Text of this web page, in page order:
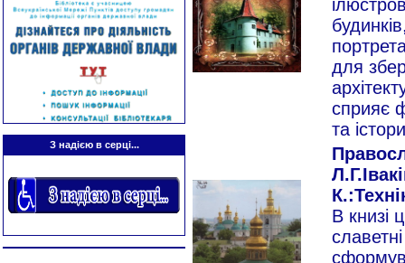
З надією в серці...
для
сприяє
та
В книзі